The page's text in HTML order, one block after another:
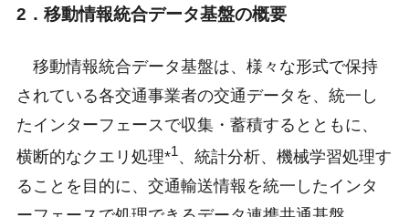
2．移動情報統合データ基盤の概要
移動情報統合データ基盤は、様々な形式で保持
されている各交通事業者の交通データを、統一し
たインターフェースで収集・蓄積するとともに、
横断的なクエリ処理*1、統計分析、機械学習処理す
ることを目的に、交通輸送情報を統一したインタ